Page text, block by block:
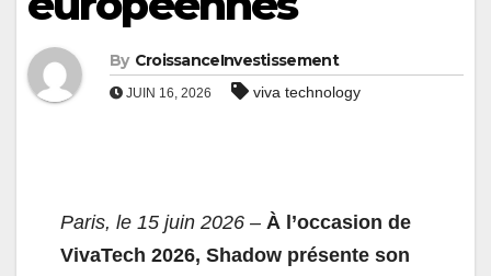
By CroissanceInvestissement
JUIN 16, 2026 viva technology
Paris, le 15 juin 2026 – À l’occasion de
VivaTech 2026, Shadow présente son